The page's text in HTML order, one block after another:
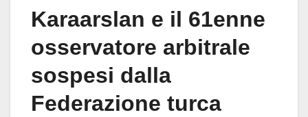
Karaarslan e il 61enne
osservatore arbitrale
sospesi dalla
Federazione turca